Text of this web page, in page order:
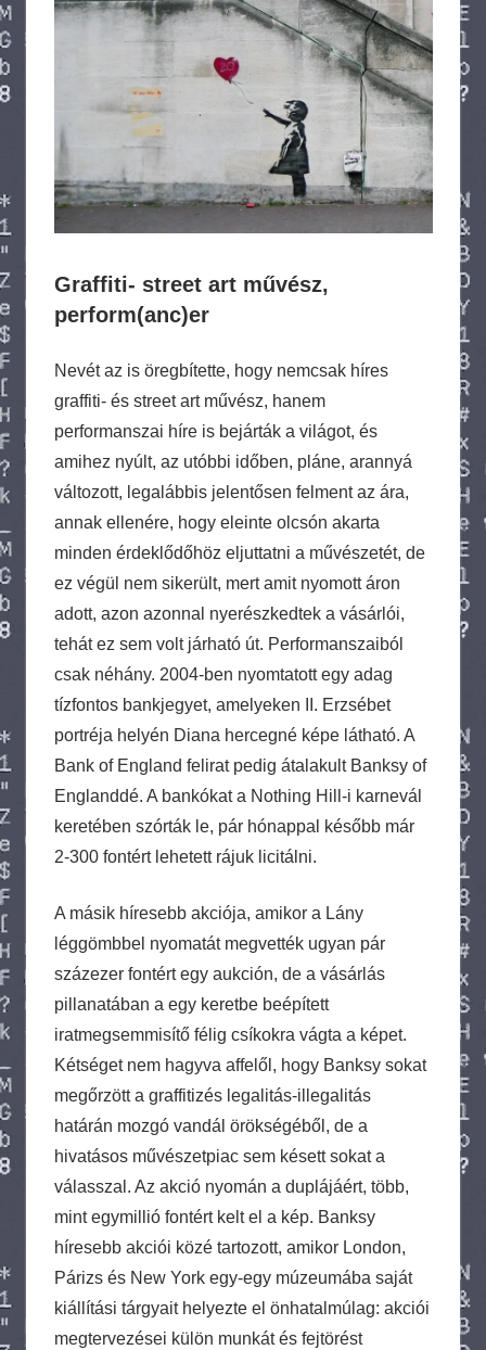
Graffiti- street art művész,
perform(anc)er
Nevét az is öregbítette, hogy nemcsak híres
graffiti- és street art művész, hanem
performanszai híre is bejárták a világot, és
amihez nyúlt, az utóbbi időben, pláne, arannyá
változott, legalábbis jelentősen felment az ára,
annak ellenére, hogy eleinte olcsón akarta
minden érdeklődőhöz eljuttatni a művészetét, de
ez végül nem sikerült, mert amit nyomott áron
adott, azon azonnal nyerészkedtek a vásárlói,
tehát ez sem volt járható út. Performanszaiból
csak néhány. 2004-ben nyomtatott egy adag
tízfontos bankjegyet, amelyeken II. Erzsébet
portréja helyén Diana hercegné képe látható. A
Bank of England felirat pedig átalakult Banksy of
Englanddé. A bankókat a Nothing Hill-i karnevál
keretében szórták le, pár hónappal később már
2-300 fontért lehetett rájuk licitálni.
A másik híresebb akciója, amikor a Lány
léggömbbel nyomatát megvették ugyan pár
százezer fontért egy aukción, de a vásárlás
pillanatában a egy keretbe beépített
iratmegsemmisítő félig csíkokra vágta a képet.
Kétséget nem hagyva affelől, hogy Banksy sokat
megőrzött a graffitizés legalitás-illegalitás
határán mozgó vandál örökségéből, de a
hivatásos művészetpiac sem késett sokat a
válasszal. Az akció nyomán a duplájáért, több,
mint egymillió fontért kelt el a kép. Banksy
híresebb akciói közé tartozott, amikor London,
Párizs és New York egy-egy múzeumába saját
kiállítási tárgyait helyezte el önhatalmúlag: akciói
megtervezései külön munkát és fejtörést